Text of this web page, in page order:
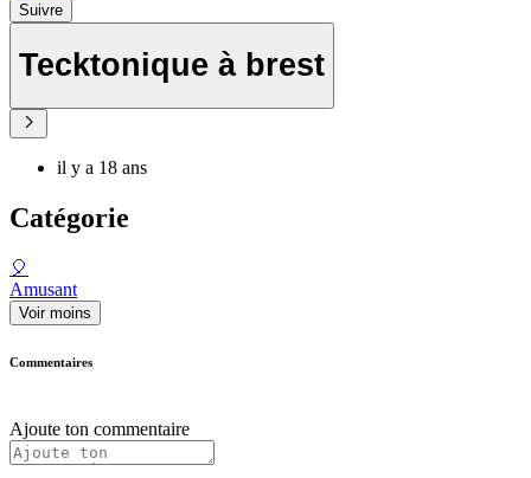
Suivre
Tecktonique à brest
il y a 18 ans
Catégorie
🎈
Amusant
Voir moins
Commentaires
Ajoute ton commentaire